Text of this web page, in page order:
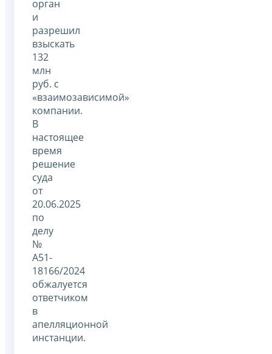
орган
и
разрешил
взыскать
132
млн
руб. с
«взаимозависимой»
компании.
В
настоящее
время
решение
суда
от
20.06.2025
по
делу
№
А51-
18166/2024
обжалуется
ответчиком
в
апелляционной
инстанции.